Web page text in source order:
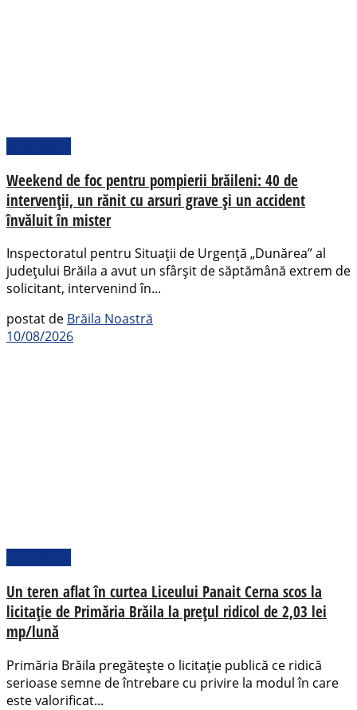
Weekend de foc pentru pompierii brăileni: 40 de
intervenții, un rănit cu arsuri grave și un accident
învăluit în mister
Inspectoratul pentru Situații de Urgență „Dunărea” al
județului Brăila a avut un sfârșit de săptămână extrem de
solicitant, intervenind în...
postat de Brăila Noastră
10/08/2026
Un teren aflat în curtea Liceului Panait Cerna scos la
licitație de Primăria Brăila la prețul ridicol de 2,03 lei
mp/lună
Primăria Brăila pregătește o licitație publică ce ridică
serioase semne de întrebare cu privire la modul în care
este valorificat...